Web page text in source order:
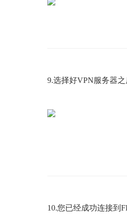
9.选择好VPN服务器
10.您已经成功连接到